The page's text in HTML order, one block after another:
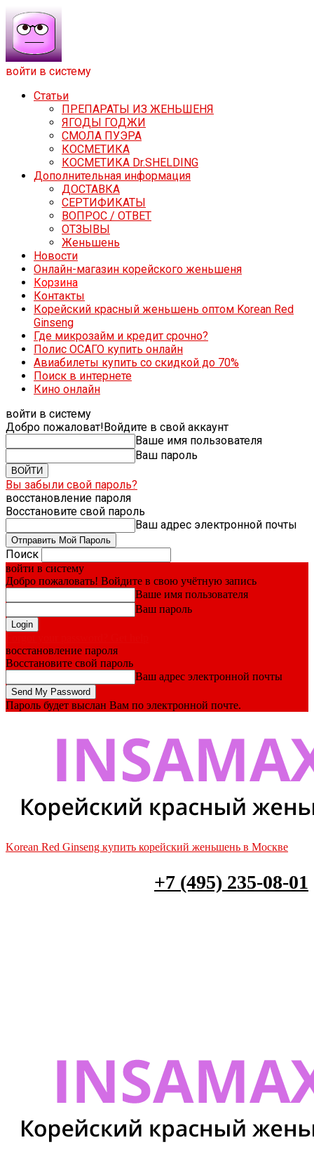
войти в систему
Статьи
ПРЕПАРАТЫ ИЗ ЖЕНЬШЕНЯ
ЯГОДЫ ГОДЖИ
СМОЛА ПУЭРА
КОСМЕТИКА
КОСМЕТИКА Dr.SHELDING
Дополнительная информация
ДОСТАВКА
СЕРТИФИКАТЫ
ВОПРОС / ОТВЕТ
ОТЗЫВЫ
Женьшень
Новости
Онлайн-магазин корейского женьшеня
Корзина
Контакты
Корейский красный женьшень оптом Korean Red
Ginseng
Где микрозайм и кредит срочно?
Полис ОСАГО купить онлайн
Авиабилеты купить со скидкой до 70%
Поиск в интернете
Кино онлайн
войти в систему
Добро пожаловат!Войдите в свой аккаунт
Ваше имя пользователя
Ваш пароль
Вы забыли свой пароль?
восстановление пароля
Восстановите свой пароль
Ваш адрес электронной почты
Поиск
войти в систему
Добро пожаловать! Войдите в свою учётную запись
Ваше имя пользователя
Ваш пароль
восстановление пароля
Восстановите свой пароль
Ваш адрес электронной почты
Пароль будет выслан Вам по электронной почте.
Korean Red Ginseng купить корейский женьшень в Москве
+7 (495) 235-08-01